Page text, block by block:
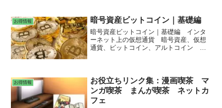
ルカリで売却処分 ネットワーク利用制限
の確認 アクティベーションロック解除
SIMロック解除 初期化
お得情報 暗号資産ビットコイン｜基礎編
暗号資産ビットコイン｜基礎編 インタ
ーネット上の仮想通貨 暗号資産、仮想
通貨、ビットコイン、アルトコイン 暗
ンコイン（ENJ）,オーエムジー（OMG）
お得情報
お役立ちリンク集：漫画喫茶 マ
ンガ喫茶 まんが喫茶 ネットカ
フェ